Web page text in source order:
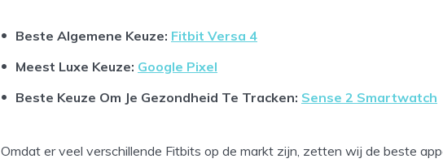
Beste Algemene Keuze: Fitbit Versa 4
Meest Luxe Keuze: Google Pixel
Beste Keuze Om Je Gezondheid Te Tracken: Sense 2 Smartwatch
Omdat er veel verschillende Fitbits op de markt zijn, zetten wij de beste